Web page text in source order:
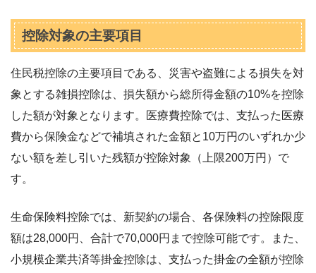
控除対象の主要項目
住民税控除の主要項目である、災害や盗難による損失を対
象とする雑損控除は、損失額から総所得金額の10%を控除
した額が対象となります。医療費控除では、支払った医療
費から保険金などで補填された金額と10万円のいずれか少
ない額を差し引いた残額が控除対象（上限200万円）で
す。
生命保険料控除では、新契約の場合、各保険料の控除限度
額は28,000円、合計で70,000円まで控除可能です。また、
小規模企業共済等掛金控除は、支払った掛金の全額が控除